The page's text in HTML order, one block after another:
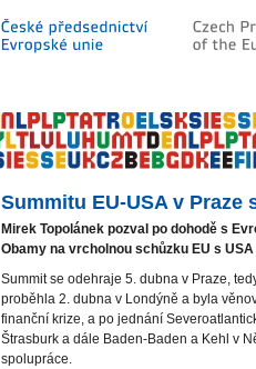
Summitu EU-USA v Praze
Mirek Topolánek pozval po dohodě s
Obamy na vrcholnou schůzku EU s
Summit se odehraje 5. dubna v Praze,
proběhla 2. dubna v Londýně a byla
finanční krize, a po jednání
Štrasburk a dále Baden-Baden a Kehl v
spolupráce.